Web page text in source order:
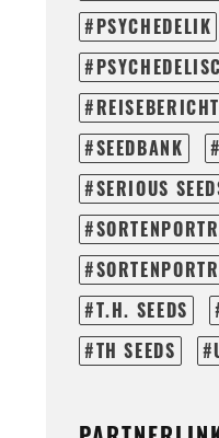
PSYCHEDELIK
REISEBERICHT
SEEDBANK
SERIOUS
T.H. SEEDS
TH SEEDS